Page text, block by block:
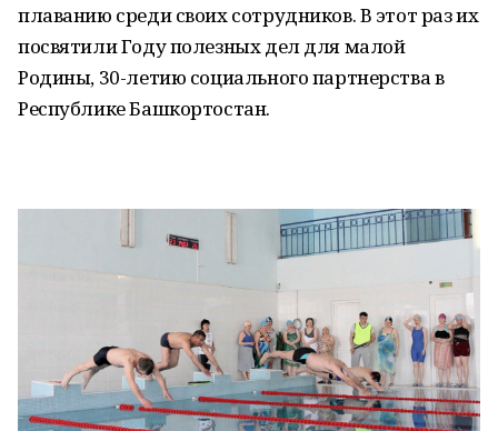
плаванию среди своих сотрудников. В этот раз их
посвятили Году полезных дел для малой
Родины, 30-летию социального партнерства в
Республике Башкортостан.